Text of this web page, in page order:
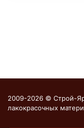
2009-2026 © Строй-
лакокрасочных